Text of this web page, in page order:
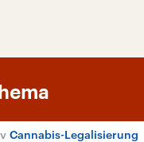
Cannabis-Legalisierung